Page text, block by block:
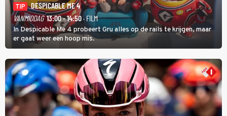
TIP
DESPICABLE ME 4
VANMIDDAG 13:00 - 14:50· FILM
In Despicable Me 4 probeert Gru alles op de rails te krijgen, maar
er gaat weer een hoop mis.